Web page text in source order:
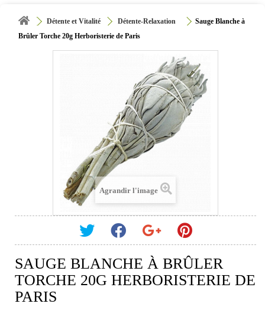
Détente et Vitalité Détente-Relaxation
Sauge Blanche à
Brûler Torche 20g Herboristerie de Paris
Agrandir l'image
SAUGE BLANCHE À BRÛLER
TORCHE 20G HERBORISTERIE DE
PARIS